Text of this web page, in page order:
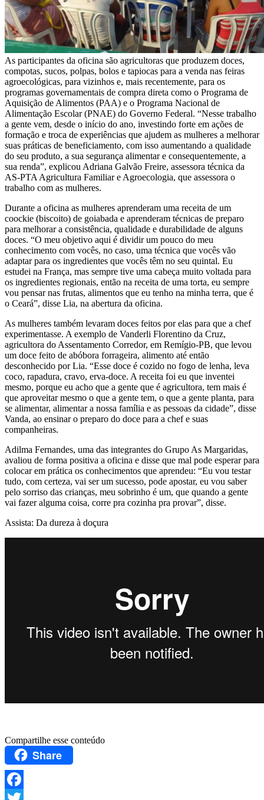
As participantes da oficina são agricultoras que produzem doces,
compotas, sucos, polpas, bolos e tapiocas para a venda nas feiras
agroecológicas, para vizinhos e, mais recentemente, para os
programas governamentais de compra direta como o Programa de
Aquisição de Alimentos (PAA) e o Programa Nacional de
Alimentação Escolar (PNAE) do Governo Federal. “Nesse trabalho
a gente vem, desde o início do ano, investindo forte em ações de
formação e troca de experiências que ajudem as mulheres a melhorar
suas práticas de beneficiamento, com isso aumentando a qualidade
do seu produto, a sua segurança alimentar e consequentemente, a
sua renda”, explicou Adriana Galvão Freire, assessora técnica da
AS-PTA Agricultura Familiar e Agroecologia, que assessora o
trabalho com as mulheres.
Durante a oficina as mulheres aprenderam uma receita de um
coockie (biscoito) de goiabada e aprenderam técnicas de preparo
para melhorar a consistência, qualidade e durabilidade de alguns
doces. “O meu objetivo aqui é dividir um pouco do meu
conhecimento com vocês, no caso, uma técnica que vocês vão
adaptar para os ingredientes que vocês têm no seu quintal. Eu
estudei na França, mas sempre tive uma cabeça muito voltada para
os ingredientes regionais, então na receita de uma torta, eu sempre
vou pensar nas frutas, alimentos que eu tenho na minha terra, que é
o Ceará”, disse Lia, na abertura da oficina.
As mulheres também levaram doces feitos por elas para que a chef
experimentasse. A exemplo de Vanderli Florentino da Cruz,
agricultora do Assentamento Corredor, em Remígio-PB, que levou
um doce feito de abóbora forrageira, alimento até então
desconhecido por Lia. “Esse doce é cozido no fogo de lenha, leva
coco, rapadura, cravo, erva-doce. A receita foi eu que inventei
mesmo, porque eu acho que a gente que é agricultora, tem mais é
que aproveitar mesmo o que a gente tem, o que a gente planta, para
se alimentar, alimentar a nossa família e as pessoas da cidade”, disse
Vanda, ao ensinar o preparo do doce para a chef e suas
companheiras.
Adilma Fernandes, uma das integrantes do Grupo As Margaridas,
avaliou de forma positiva a oficina e disse que mal pode esperar para
colocar em prática os conhecimentos que aprendeu: “Eu vou testar
tudo, com certeza, vai ser um sucesso, pode apostar, eu vou saber
pelo sorriso das crianças, meu sobrinho é um, que quando a gente
vai fazer alguma coisa, corre pra cozinha pra provar”, disse.
Assista: Da dureza à doçura
Compartilhe esse conteúdo
Share
Facebook